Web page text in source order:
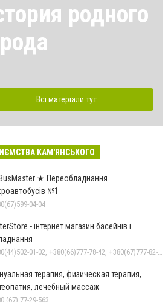
родного
Всі матеріали тут
КАМ'ЯНСЬКОГО
★ Переобладнання
№1
04-04
- інтернет магазин басейнів і
терапия, физическая терапия,
лечебный массаж
(67) 77-29-563